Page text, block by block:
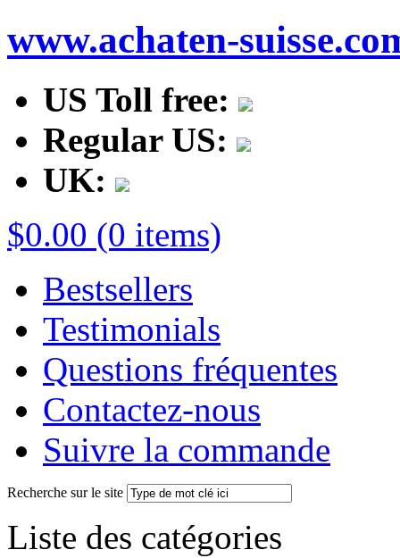
www.achaten-
US Toll free:
Regular US:
UK:
$0.00 (0 items)
Bestsellers
Testimonials
Questions fréquentes
Contactez-nous
Suivre la commande
Recherche sur le site
Liste des catégories